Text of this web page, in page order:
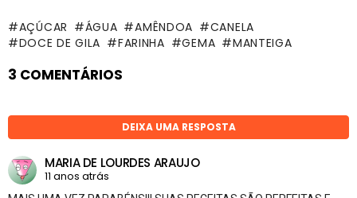
AÇÚCAR ÁGUA AMÊNDOA
CANELA
DOCE DE GILA
FARINHA GEMA MANTEIGA
3 COMENTÁRIOS
DEIXA UMA RESPOSTA
MARIA DE LOURDES ARAUJO
11 anos atrás